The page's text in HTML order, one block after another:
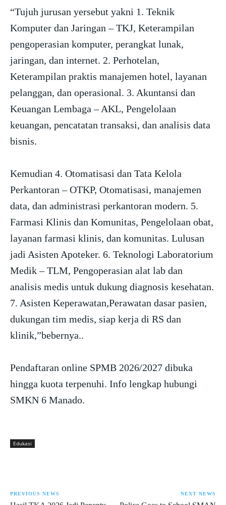
“Tujuh jurusan yersebut yakni 1. Teknik
Komputer dan Jaringan – TKJ, Keterampilan
pengoperasian komputer, perangkat lunak,
jaringan, dan internet. 2. Perhotelan,
Keterampilan praktis manajemen hotel, layanan
pelanggan, dan operasional. 3. Akuntansi dan
Keuangan Lembaga – AKL, Pengelolaan
keuangan, pencatatan transaksi, dan analisis data
bisnis.
Kemudian 4. Otomatisasi dan Tata Kelola
Perkantoran – OTKP, Otomatisasi, manajemen
data, dan administrasi perkantoran modern. 5.
Farmasi Klinis dan Komunitas, Pengelolaan obat,
layanan farmasi klinis, dan komunitas. Lulusan
jadi Asisten Apoteker. 6. Teknologi Laboratorium
Medik – TLM, Pengoperasian alat lab dan
analisis medis untuk dukung diagnosis kesehatan.
7. Asisten Keperawatan,Perawatan dasar pasien,
dukungan tim medis, siap kerja di RS dan
klinik,”bebernya..
Pendaftaran online SPMB 2026/2027 dibuka
hingga kuota terpenuhi. Info lengkap hubungi
SMKN 6 Manado.
Edukasi
PREVIOUS NEWS NEXT NEWS